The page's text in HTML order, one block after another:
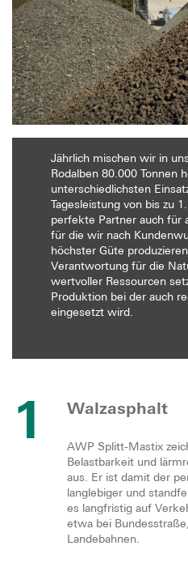
Jährlich mischen wir in
Rodalben 80.000 Tonnen
unterschiedlichsten
Tagesleistung von bis zu
perfekte Partner auch für
für die wir nach
höchster Güte
Verantwortung für die
wertvoller Ressourcen
Produktion bei der auch
eingesetzt wird.
1 Walzasphalt
AWP Splitt-Mastix
Belastbarkeit und
aus. Er ist damit der
langlebiger und
es langfristig auf
etwa bei
Landebahnen.